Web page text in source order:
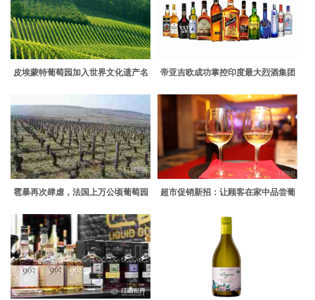
皮埃蒙特葡萄园加入世界文化遗产名
帝亚吉欧成功掌控印度最大烈酒集团
雹暴再次肆虐，法国上万公顷葡萄园
超市促销新招：让顾客在家中品尝葡